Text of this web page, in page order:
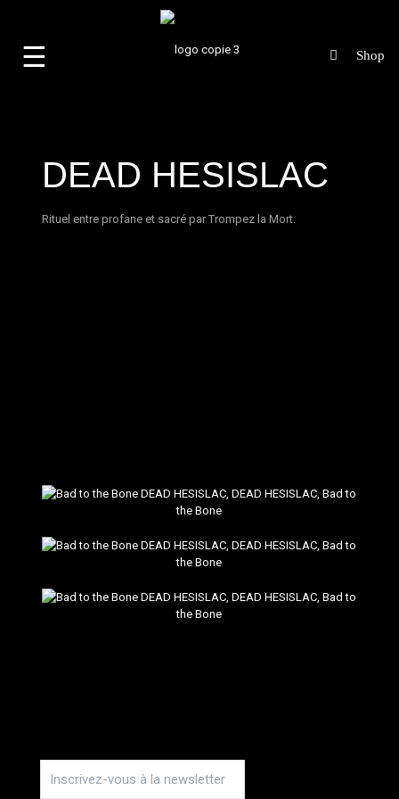
☰
DEAD HESISLAC
Rituel entre profane et sacré parTrompez la Mort.